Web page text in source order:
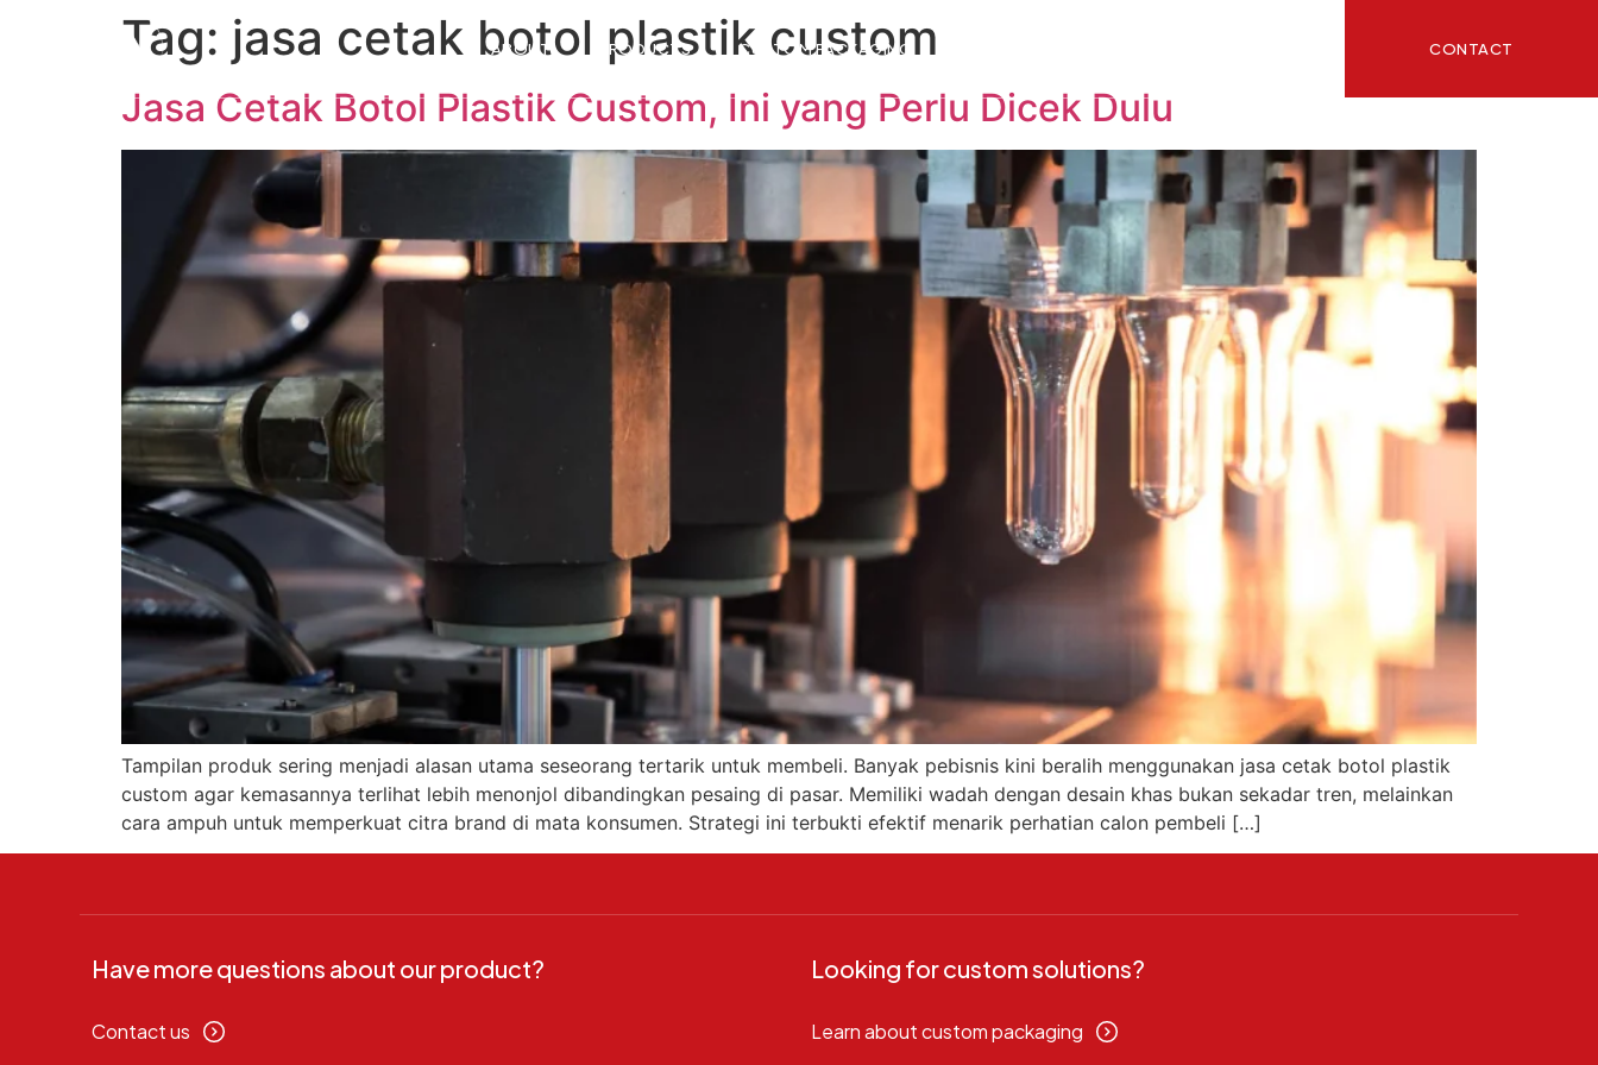
ABOUT PRODUCTS CUSTOM PACKAGING CONTACT
Tag: jasa cetak botol plastik custom
Jasa Cetak Botol Plastik Custom, Ini yang Perlu Dicek Dulu
Tampilan produk sering menjadi alasan utama seseorang tertarik untuk membeli. Banyak pebisnis kini beralih menggunakan jasa cetak botol plastik
custom agar kemasannya terlihat lebih menonjol dibandingkan pesaing di pasar. Memiliki wadah dengan desain khas bukan sekadar tren, melainkan
cara ampuh untuk memperkuat citra brand di mata konsumen. Strategi ini terbukti efektif menarik perhatian calon pembeli […]
Have more questions about our product?
Contact us
Looking for custom solutions?
Learn about custom packaging